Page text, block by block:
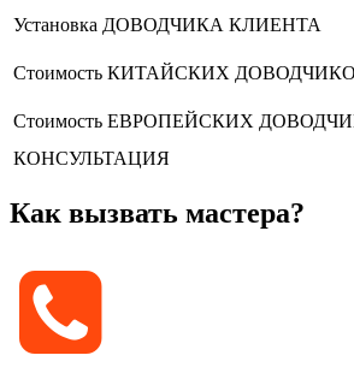
Установка ДОВОДЧИКА КЛИЕНТА
Стоимость КИТАЙСКИХ
Стоимость ЕВРОПЕЙСКИХ
КОНСУЛЬТАЦИЯ
Как вызвать мастера?